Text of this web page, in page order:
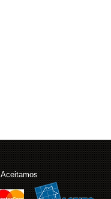
Aceitamos